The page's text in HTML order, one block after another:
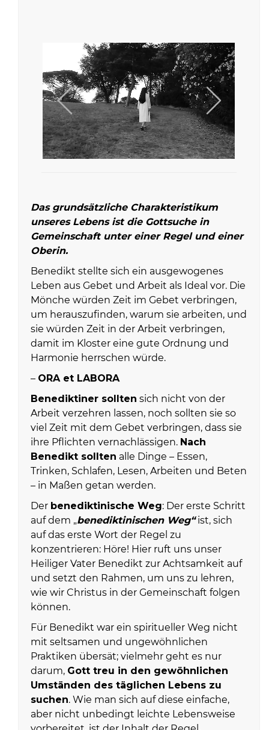
Das grundsätzliche Charakteristikum
unseres Lebens ist die Gottsuche in
Gemeinschaft unter einer Regel und einer
Oberin.
Benedikt stellte sich ein ausgewogenes
Leben aus Gebet und Arbeit als Ideal vor. Die
Mönche würden Zeit im Gebet verbringen,
um herauszufinden, warum sie arbeiten, und
sie würden Zeit in der Arbeit verbringen,
damit im Kloster eine gute Ordnung und
Harmonie herrschen würde.
– ORA et LABORA
Benediktiner sollten sich nicht von der
Arbeit verzehren lassen, noch sollten sie so
viel Zeit mit dem Gebet verbringen, dass sie
ihre Pflichten vernachlässigen. Nach
Benedikt sollten alle Dinge – Essen,
Trinken, Schlafen, Lesen, Arbeiten und Beten
– in Maßen getan werden.
Der benediktinische Weg: Der erste Schritt
auf dem „benediktinischen Weg“ist, sich
auf das erste Wort der Regel zu
konzentrieren: Höre! Hier ruft uns unser
Heiliger Vater Benedikt zur Achtsamkeit auf
und setzt den Rahmen, um uns zu lehren,
wie wir Christus in der Gemeinschaft folgen
können.
Für Benedikt war ein spiritueller Weg nicht
mit seltsamen und ungewöhnlichen
Praktiken übersät; vielmehr geht es nur
darum, Gott treu in den gewöhnlichen
Umständen des täglichen Lebens zu
suchen. Wie man sich auf diese einfache,
aber nicht unbedingt leichte Lebensweise